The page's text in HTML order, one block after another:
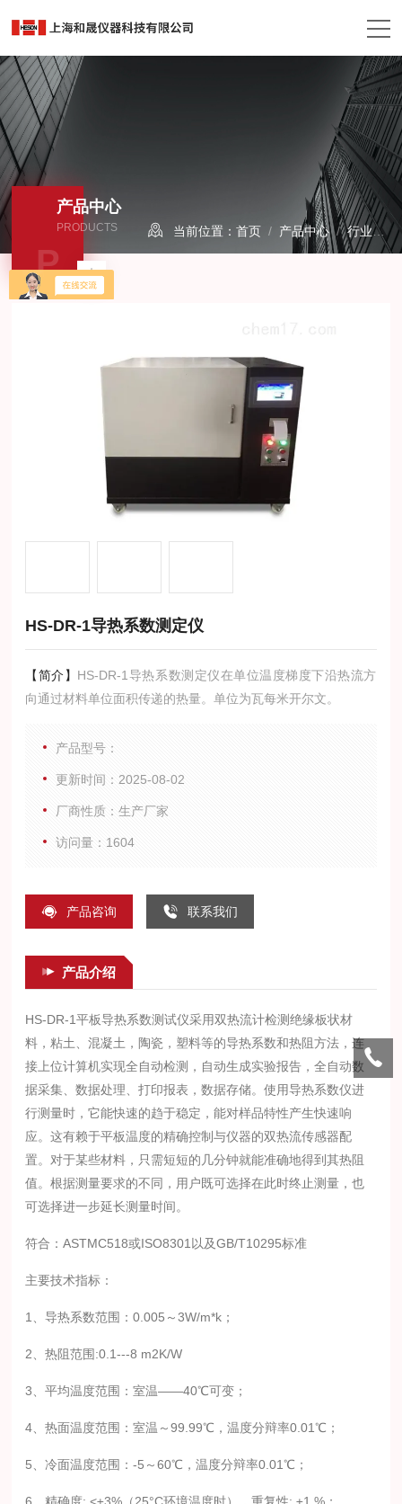
产品中心
PRODUCTS
P
当前位置：首页 / 产品中心/行业检测仪器
HS-DR-1导热系数测定仪
【简介】 HS-DR-1导热系数测定仪在单位温度梯度下沿热流方
向通过材料单位面积传递的热量。单位为瓦每米开尔文。
产品型号：
更新时间：2025-08-02
厂商性质：生产厂家
访问量：1604
产品咨询 联系我们
产品介绍
HS-DR-1平板导热系数测试仪采用双热流计检测绝缘板状材
料，粘土、混凝土，陶瓷，塑料等的导热系数和热阻方法，连
接上位计算机实现全自动检测，自动生成实验报告，全自动数
据采集、数据处理、打印报表，数据存储。使用导热系数仪进
行测量时，它能快速的趋于稳定，能对样品特性产生快速响
应。这有赖于平板温度的精确控制与仪器的双热流传感器配
置。对于某些材料，只需短短的几分钟就能准确地得到其热阻
值。根据测量要求的不同，用户既可选择在此时终止测量，也
可选择进一步延长测量时间。
符合：ASTMC518或ISO8301以及GB/T10295标准
主要技术指标：
1、导热系数范围：0.005～3W/m*k；
2、热阻范围:0.1---8 m2K/W
3、平均温度范围：室温——40℃可变；
4、热面温度范围：室温～99.99℃，温度分辩率0.01℃；
5、冷面温度范围：-5～60℃，温度分辩率0.01℃；